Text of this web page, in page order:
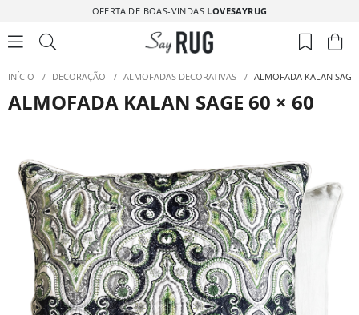
OFERTA DE BOAS-VINDAS LOVESAYRUG
INÍCIO / DECORAÇÃO / ALMOFADAS DECORATIVAS / ALMOFADA KALAN
ALMOFADA KALAN SAGE 60 × 60